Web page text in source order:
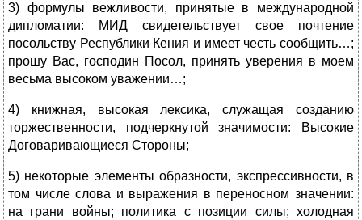
3) формулы вежливости, принятые в международной
дипломатии: МИД свидетельствует свое почтение
посольству Республики Кения и имеет честь сообщить…;
прошу Вас, господин Посол, принять уверения в моем
весьма высоком уважении…;
4) книжная, высокая лексика, служащая созданию
торжественности, подчеркнутой значимости: Высокие
Договаривающиеся Стороны;
5) некоторые элементы образности, экспрессивности, в
том числе слова и выражения в переносном значении:
на грани войны; политика с позиции силы; холодная